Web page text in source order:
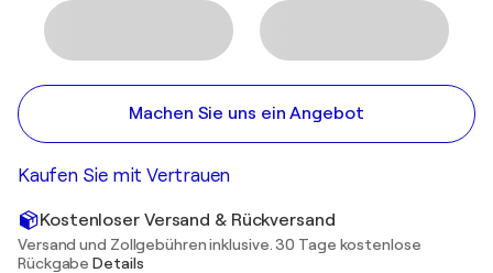
Machen Sie uns ein Angebot
Kaufen Sie mit Vertrauen
Kostenloser Versand & Rückversand
Versand und Zollgebühren inklusive. 30 Tage kostenlose
RückgabeDetails